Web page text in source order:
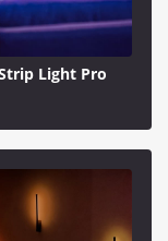
Light Pro